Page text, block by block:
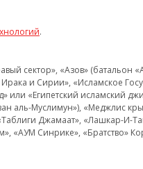
.
сектор», «Азов» (батальон
и Сирии», «Исламское
«Египетский исламский
аль-Муслимун»), «Меджлис
Джамаат», «Лашкар-И-
«АУМ Синрике», «Братство»